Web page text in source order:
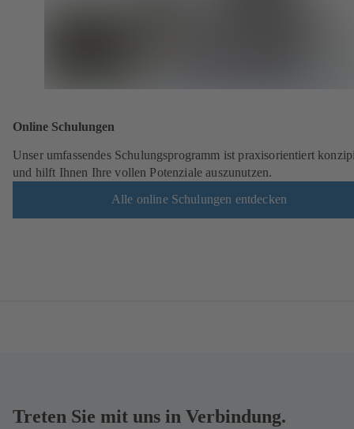
Online Schulungen
Unser umfassendes Schulungsprogramm ist praxisorientiert
und hilft Ihnen Ihre vollen Potenziale auszunutzen.
Alle online Schulungen entdecken
Treten Sie mit uns in Verbindung.